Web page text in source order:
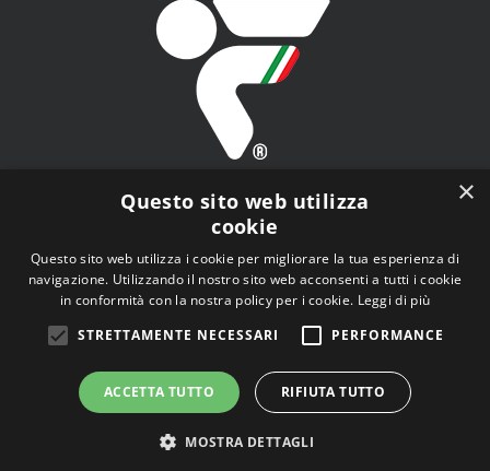
FITAV - Federazione Italiana Tiro a Volo - Viale Tiziano
×
Questo sito web utilizza
cookie
Questo sito web utilizza i cookie per migliorare la tua esperienza di
navigazione. Utilizzando il nostro sito web acconsenti a tutti i cookie
in conformità con la nostra policy per i cookie. Leggi di più
STRETTAMENTE NECESSARI
PERFORMANCE
ACCETTA TUTTO RIFIUTA TUTTO
MOSTRA DETTAGLI